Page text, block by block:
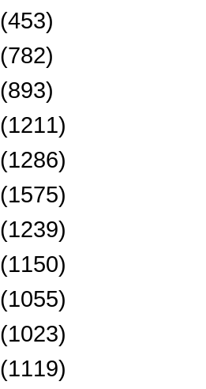
(453)
(782)
(893)
(1211)
(1286)
(1575)
(1239)
(1150)
(1055)
(1023)
(1119)